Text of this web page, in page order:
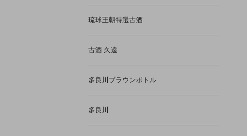
琉球王朝特選古酒
古酒 久遠
多良川ブラウンボトル
多良川